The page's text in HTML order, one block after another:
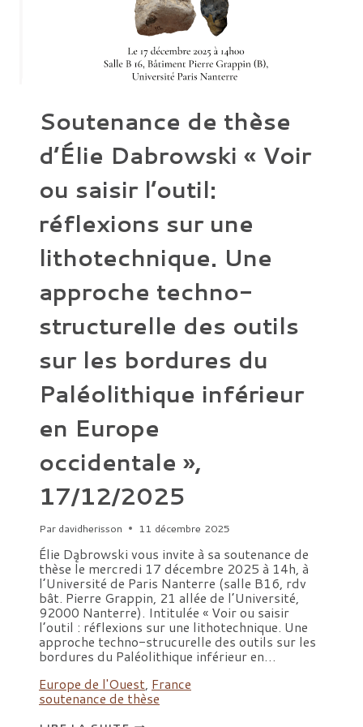
LA
GÉOARCHÉOLOGIE,
LA
PALYNOLOGIE
ET
L’ARCHÉOLOGIE
PRÉVENTIVE.
Soutenance de thèse
d’Élie Dabrowski « Voir
ou saisir l’outil:
réflexions sur une
lithotechnique. Une
approche techno-
structurelle des outils
sur les bordures du
Paléolithique inférieur
en Europe
occidentale »,
17/12/2025
Par davidherisson 11 décembre 2025
Élie Dąbrowski vous invite à sa soutenance de
thèse le mercredi 17 décembre 2025 à 14h, à
l’Université de Paris Nanterre (salle B16, rdv
bât. Pierre Grappin, 21 allée de l’Université,
92000 Nanterre). Intitulée « Voir ou saisir
l’outil : réflexions sur une lithotechnique. Une
approche techno-strucurelle des outils sur les
bordures du Paléolithique inférieur en…
Europe de l'Ouest, France
soutenance de thèse